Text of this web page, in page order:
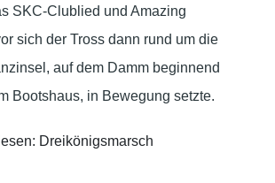
SKC-Clublied und Amazing
sich der Tross dann rund um die
auf dem Damm beginnend
Bootshaus, in Bewegung setzte.
Dreikönigsmarsch